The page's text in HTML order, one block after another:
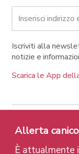
Iscriviti alla
notizie e
Scarica le App
Contatti Link
Label e
Allerta
È attualmente